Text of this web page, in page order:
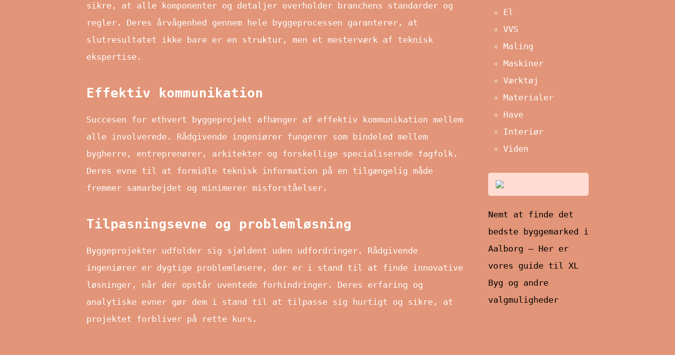
sikre, at alle komponenter og detaljer overholder branchens standarder og
regler. Deres årvågenhed gennem hele byggeprocessen garanterer, at
slutresultatet ikke bare er en struktur, men et mesterværk af teknisk
ekspertise.
Effektiv kommunikation
Succesen for ethvert byggeprojekt afhænger af effektiv kommunikation mellem
alle involverede. Rådgivende ingeniører fungerer som bindeled mellem
bygherre, entreprenører, arkitekter og forskellige specialiserede fagfolk.
Deres evne til at formidle teknisk information på en tilgængelig måde
fremmer samarbejdet og minimerer misforståelser.
Tilpasningsevne og problemløsning
Byggeprojekter udfolder sig sjældent uden udfordringer. Rådgivende
ingeniører er dygtige problemløsere, der er i stand til at finde innovative
løsninger, når der opstår uventede forhindringer. Deres erfaring og
analytiske evner gør dem i stand til at tilpasse sig hurtigt og sikre, at
projektet forbliver på rette kurs.
El
VVS
Maling
Maskiner
Værktøj
Materialer
Have
Interiør
Viden
Nemt at finde det
bedste byggemarked i
Aalborg – Her er
vores guide til XL
Byg og andre
valgmuligheder